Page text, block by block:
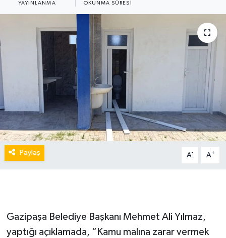
YAYINLANMA OKUNMA SÜRESI
Paylaş A- A+
Gazipaşa Belediye Başkanı Mehmet Ali Yılmaz,
yaptığı açıklamada, “Kamu malına zarar vermek